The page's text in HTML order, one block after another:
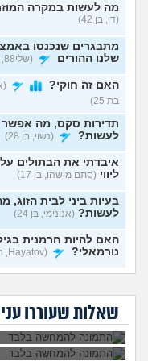
מה לעשות במקרה
(דן, בן 42)
מתבגרים שנכנסו
שלנו ההורים
(שלי88, בת 40)
האם זה חוקי?
בת 25)
תדירות סקס, מה אפשר
לעשות?
(נשוי, בן 28)
איבדתי את הבתולים
ליווי (סתם מישהו, בן 17)
בעיות ביני לבית הזוג,
לעשות? (אנונימי, בן 24)
האם להיות חרמנית
נורמאלי?
(Hayatov, בת 40)
סוטה, בן 18)
6 שנים יחד עם הבן זוג,
לא מסתכל עליי ולא
מה לעשות?
(כינוי, בת
שאלות שעוררו
נפרדנו ברע ויש אצלו
לעשות?בת 30 עדיין בתולה,
כדאי ללכת לנער
ליווי?